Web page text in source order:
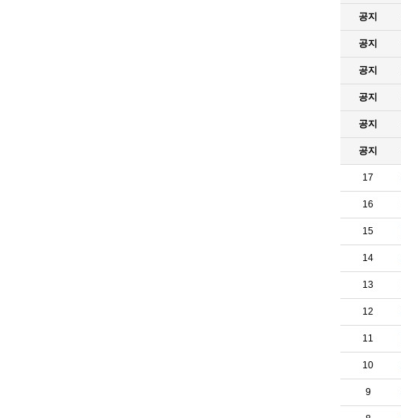
공지
공지
공지
공지
공지
공지
17
16
15
14
13
12
11
10
9